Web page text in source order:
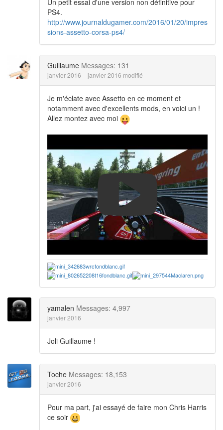
Un petit essai d'une version non définitive pour
PS4.
http://www.journaldugamer.com/2016/01/20/impres
sions-assetto-corsa-ps4/
Guillaume Messages: 131
janvier 2016 janvier 2016 modifié
Je m'éclate avec Assetto en ce moment et
notamment avec d'excellents mods, en voici un !
Allez montez avec moi
yamalen Messages: 4,997
janvier 2016
Joli Guillaume !
Toche Messages: 18,153
janvier 2016
Pour ma part, j'ai essayé de faire mon Chris Harris
ce soir